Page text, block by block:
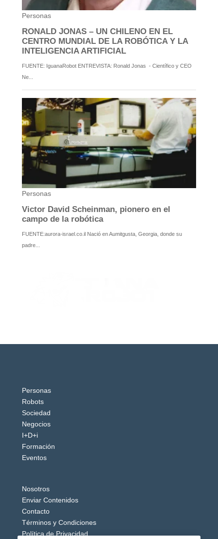
Personas
Robots
Sociedad
Negocios
I+D+i
Formación
Eventos
Nosotros
Enviar Contenidos
Contacto
Términos y Condiciones
Política de Privacidad